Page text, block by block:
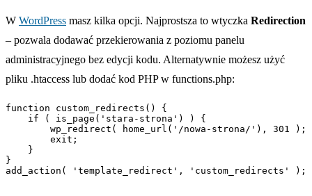
W WordPress masz kilka opcji. Najprostsza to wtyczka Redirection
– pozwala dodawać przekierowania z poziomu panelu
administracyjnego bez edycji kodu. Alternatywnie możesz użyć
pliku .htaccess lub dodać kod PHP w functions.php:
function custom_redirects() {
    if ( is_page('stara-strona') ) {
        wp_redirect( home_url('/nowa-strona/'), 301 );
        exit;
    }
}
add_action( 'template_redirect', 'custom_redirects' );